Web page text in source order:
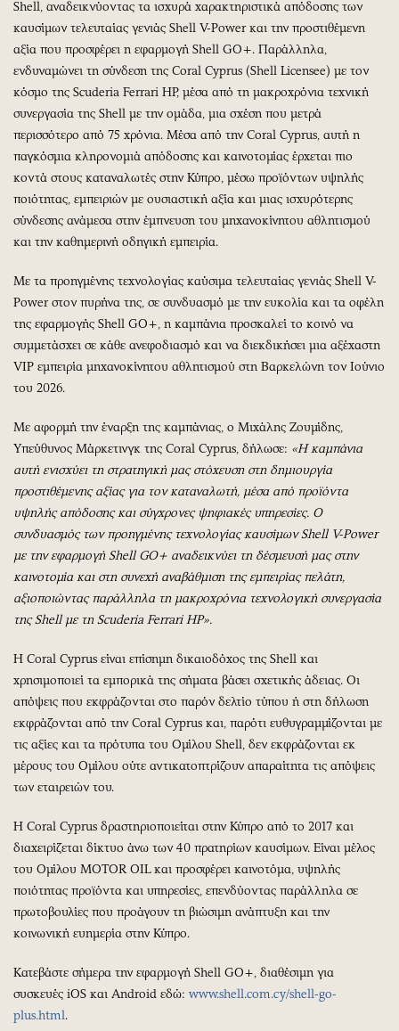
Shell, αναδεικνύοντας τα ισχυρά χαρακτηριστικά απόδοσης των
καυσίμων τελευταίας γενιάς Shell V-Power και την προστιθέμενη
αξία που προσφέρει η εφαρμογή Shell GO+. Παράλληλα,
ενδυναμώνει τη σύνδεση της Coral Cyprus (Shell Licensee) με τον
κόσμο της Scuderia Ferrari HP, μέσα από τη μακροχρόνια τεχνική
συνεργασία της Shell με την ομάδα, μια σχέση που μετρά
περισσότερο από 75 χρόνια. Μέσα από την Coral Cyprus, αυτή η
παγκόσμια κληρονομιά απόδοσης και καινοτομίας έρχεται πιο
κοντά στους καταναλωτές στην Κύπρο, μέσω προϊόντων υψηλής
ποιότητας, εμπειριών με ουσιαστική αξία και μιας ισχυρότερης
σύνδεσης ανάμεσα στην έμπνευση του μηχανοκίνητου αθλητισμού
και την καθημερινή οδηγική εμπειρία.
Με τα προηγμένης τεχνολογίας καύσιμα τελευταίας γενιάς Shell V-
Power στον πυρήνα της, σε συνδυασμό με την ευκολία και τα οφέλη
της εφαρμογής Shell GO+, η καμπάνια προσκαλεί το κοινό να
συμμετάσχει σε κάθε ανεφοδιασμό και να διεκδικήσει μια αξέχαστη
VIP εμπειρία μηχανοκίνητου αθλητισμού στη Βαρκελώνη τον Ιούνιο
του 2026.
Με αφορμή την έναρξη της καμπάνιας, ο Μιχάλης Ζουμίδης,
Υπεύθυνος Μάρκετινγκ της Coral Cyprus, δήλωσε: «Η καμπάνια
αυτή ενισχύει τη στρατηγική μας στόχευση στη δημιουργία
προστιθέμενης αξίας για τον καταναλωτή, μέσα από προϊόντα
υψηλής απόδοσης και σύγχρονες ψηφιακές υπηρεσίες. Ο
συνδυασμός των προηγμένης τεχνολογίας καυσίμων Shell V-Power
με την εφαρμογή Shell GO+ αναδεικνύει τη δέσμευσή μας στην
καινοτομία και στη συνεχή αναβάθμιση της εμπειρίας πελάτη,
αξιοποιώντας παράλληλα τη μακροχρόνια τεχνολογική συνεργασία
της Shell με τη Scuderia Ferrari HP».
Η Coral Cyprus είναι επίσημη δικαιοδόχος της Shell και
χρησιμοποιεί τα εμπορικά της σήματα βάσει σχετικής άδειας. Οι
απόψεις που εκφράζονται στο παρόν δελτίο τύπου ή στη δήλωση
εκφράζονται από την Coral Cyprus και, παρότι ευθυγραμμίζονται με
τις αξίες και τα πρότυπα του Ομίλου Shell, δεν εκφράζονται εκ
μέρους του Ομίλου ούτε αντικατοπτρίζουν απαραίτητα τις απόψεις
των εταιρειών του.
Η Coral Cyprus δραστηριοποιείται στην Κύπρο από το 2017 και
διαχειρίζεται δίκτυο άνω των 40 πρατηρίων καυσίμων. Είναι μέλος
του Ομίλου MOTOR OIL και προσφέρει καινοτόμα, υψηλής
ποιότητας προϊόντα και υπηρεσίες, επενδύοντας παράλληλα σε
πρωτοβουλίες που προάγουν τη βιώσιμη ανάπτυξη και την
κοινωνική ευημερία στην Κύπρο.
Κατεβάστε σήμερα την εφαρμογή Shell GO+, διαθέσιμη για
συσκευές iOS και Android εδώ:www.shell.com.cy/shell-go-
plus.html.